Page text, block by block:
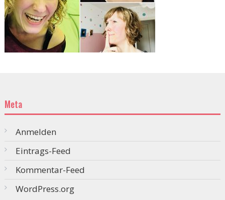
Meta
Anmelden
Eintrags-Feed
Kommentar-Feed
WordPress.org